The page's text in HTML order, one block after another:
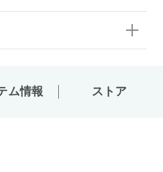
ム情報 ストア